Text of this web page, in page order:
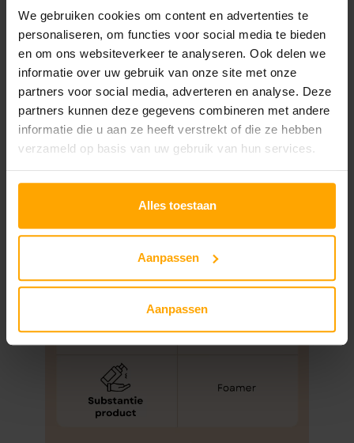
We gebruiken cookies om content en advertenties te
personaliseren, om functies voor social media te bieden
en om ons websiteverkeer te analyseren. Ook delen we
informatie over uw gebruik van onze site met onze
partners voor social media, adverteren en analyse. Deze
partners kunnen deze gegevens combineren met andere
informatie die u aan ze heeft verstrekt of die ze hebben
verzameld op basis van uw gebruik van hun services.
Alles toestaan
Aanpassen
Aanpassen
d
C
l
e
a
n
s
a
n
a
Beschrijving Beoordelingen (5)
Beschrijving